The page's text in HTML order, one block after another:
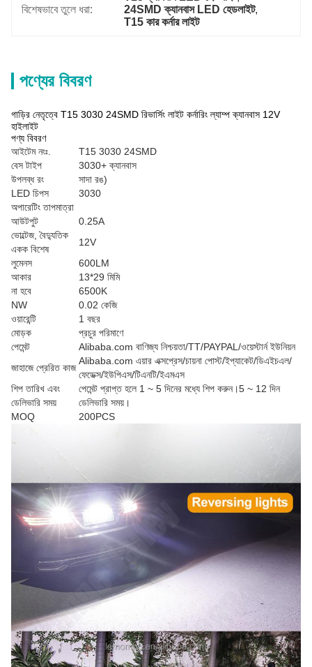
বিশেষভাবে তুলে ধরা:
24SMD ক্যানবাস LED হেডলাইট,
T15 কার কর্নার লাইট
পণ্যের বিবরণ
গাড়ির নেতৃত্বে T15 3030 24SMD রিভার্সিং লাইট কর্নারিং ল্যাম্প ক্যানবাস 12V
হাইলাইট
পণ্য বিবরণ
আইটেম নংঃ.
T15 3030 24SMD
বেস টাইপ
3030+ ক্যানবাস
উপলব্ধ রং
সাদা রঙ)
LED চিপস
3030
অপারেটিং তাপমাত্রা
আউটপুট
0.25A
ভোল্টেজ, বৈদ্যুতিক
একক বিশেষ
12V
লুমেনস
600LM
আকার
13*29 মিমি
না হবে
6500K
NW
0.02 কেজি
ওয়ারেন্টি
1 বছর
মোড়ক
প্রচুর পরিমাণে
পেমেন্ট
Alibaba.com বাণিজ্য নিশ্চয়তা/TT/PAYPAL/ওয়েস্টার্ন ইউনিয়ন
জাহাজে প্রেরিত কাজ
Alibaba.com এয়ার এক্সপ্রেস/চায়না পোস্ট/ইপ্যাকেট/ডিএইচএল/
ফেডেক্স/ইউপিএস/টিএনটি/ইএমএস
শিপ তারিখ এবং
ডেলিভারি সময়
পেমেন্ট প্রাপ্ত হলে 1 ~ 5 দিনের মধ্যে শিপ করুন।5 ~ 12 দিন
ডেলিভারি সময়।
MOQ
200PCS